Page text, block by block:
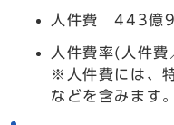
人件費 443億
人件費率(人件
※人件費には、
などを含みます。